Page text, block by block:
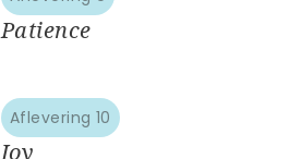
Patience
Aflevering 10
Joy